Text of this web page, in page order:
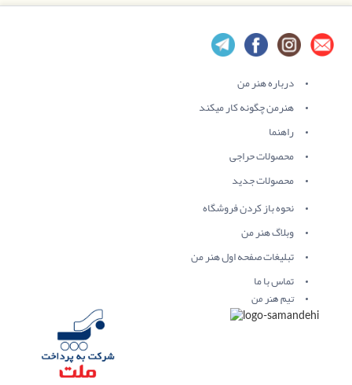
درباره هنر من
هنرمن چگونه کار میکند
راهنما
محصولات حراجی
محصولات جدید
نحوه باز کردن فروشگاه
وبلاگ هنر من
تبلیغات صفحه اول هنر من
تماس با ما
تیم هنر من